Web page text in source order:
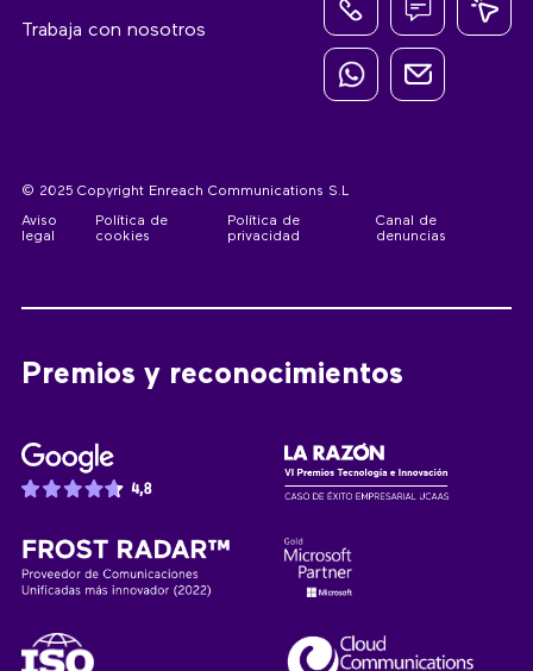
Trabaja con nosotros
© 2025 Copyright Enreach Communications S.L
Aviso
legal
Política de
cookies
Política de
privacidad
Canal de
denuncias
Premios y reconocimientos